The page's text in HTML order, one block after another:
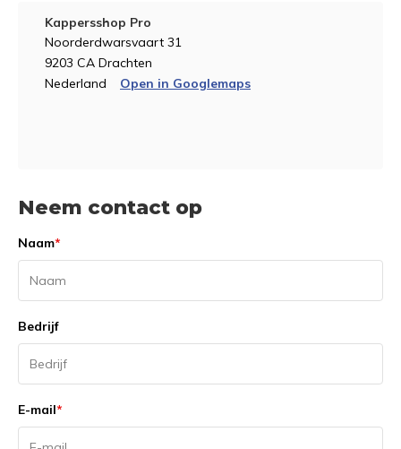
Kappersshop Pro
Noorderdwarsvaart 31
9203 CA Drachten
Nederland
Open in Googlemaps
Neem contact op
Naam*
Bedrijf
E-mail*